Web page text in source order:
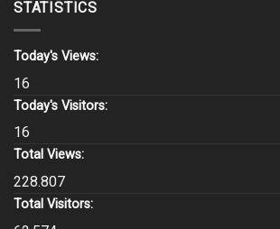
STATISTICS
Today's Views:
16
Today's Visitors:
16
Total Views:
228.807
Total Visitors: